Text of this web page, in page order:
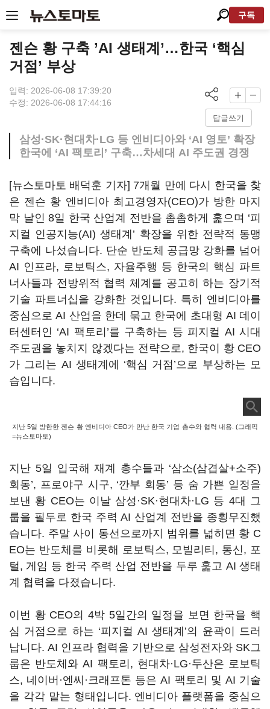
구독
젠슨 황 구축 ’AI 생태계’…한국 ‘핵심
거점’ 부상
입력: 2026-06-08 17:39:20
수정: 2026-06-08 17:44:16
답글쓰기
삼성·SK·현대차·LG 등 엔비디아와 ‘AI 영토’ 확장
한국에 ‘AI 팩토리’ 구축…차세대 AI 주도권 경쟁
[뉴스토마토 배덕훈 기자] 7개월 만에 다시 한국을 찾
은 젠슨 황 엔비디아 최고경영자(CEO)가 방한 마지
막 날인 8일 한국 산업계 전반을 촘촘하게 훑으며 ‘피
지컬 인공지능(AI)생태계 ’ 확장을 위한 전략적 동맹
구축에 나섰습니다. 단순 반도체 공급망 강화를 넘어
AI 인프라, 로보틱스, 자율주행 등 한국의 핵심 파트
너사들과 전방위적 협력 체계를 공고히 하는 장기적
기술 파트너십을 강화한 것입니다. 특히 엔비디아를
중심으로AI 산업을 한데 묶고 한국에 초대형 AI 데이
터센터인 ‘AI 팩토리 ’를 구축하는 등 피지컬 AI시대
주도권을 놓치지 않겠다는 전략으로, 한국이 황 CEO
가 그리는 AI 생태계에 ‘핵심 거점’으로 부상하는 모
습입니다.
지난 5일 방한한 젠슨 황 엔비디아 CEO가 만난 한국 기업 총수와 협력 내용. (그래픽
=뉴스토마토)
지난 5일 입국해 재계 총수들과 ‘삼소(삼겹살+소주)
회동’, 프로야구 시구, ‘깐부 회동’ 등 숨 가쁜 일정을
보낸 황 CEO는 이날 삼성·SK·현대차·LG 등 4대 그
룹을 필두로 한국 주력AI산업계 전반을 종횡무진했
습니다. 주말 사이 동선으로까지 범위를 넓히면 황 C
EO는 반도체를 비롯해 로보틱스, 모빌리티 , 통신, 포
털 , 게임 등 한국 주력 산업 전반을 두루 훑고 AI생태
계 협력을 다졌습니다.
이번 황 CEO의 4박 5일간의 일정을 보면 한국을 핵
심 거점으로 하는 ‘피지컬AI생태계 ’의 윤곽이 드러
납니다. AI 인프라 협력을 기반으로 삼성전자와 SK그
룹은 반도체와AI 팩토리 , 현대차·LG·두산은 로보틱
스, 네이버·엔씨·크래프톤 등은AI 팩토리 및 AI 기술
을 각각 맡는 형태입니다. 엔비디아 플랫폼을 중심으